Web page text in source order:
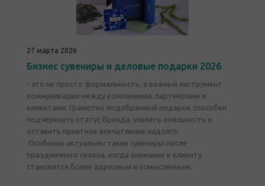
27 марта 2026
Бизнес сувениры и деловые подарки 2026
- это не просто формальность, а важный инструмент
коммуникации между компаниями, партнёрами и
клиентами. Грамотно подобранный подарок способен
подчеркнуть статус бренда, усилить лояльность и
оставить приятное впечатление надолго.
Особенно актуальны такие сувениры после
праздничного сезона, когда внимание к клиенту
становится более адресным и осмысленным.